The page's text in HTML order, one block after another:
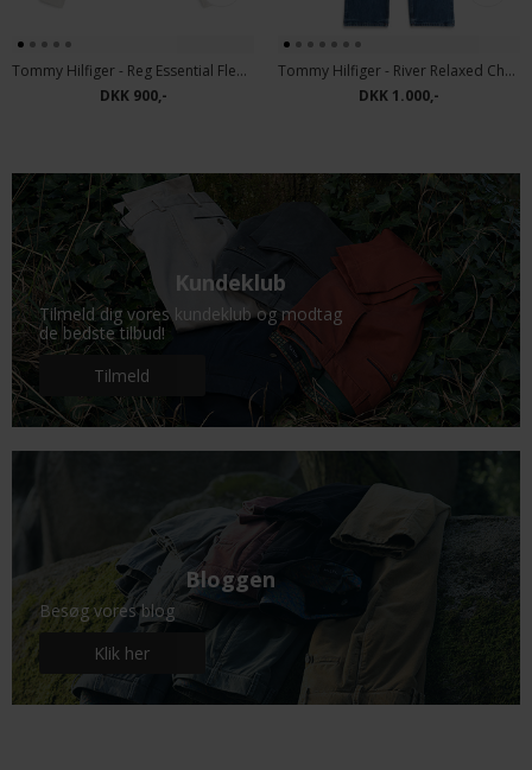
Tommy Hilfiger - Reg Essential Fleece | sweatshirt Ivory Petal
DKK 900,-
Tommy Hilfiger - River Relaxed Charlie | Jeans charlie Blue
DKK 1.000,-
Kundeklub
Tilmeld dig vores kundeklub og modtag
de bedste tilbud!
Tilmeld
Bloggen
Besøg vores blog
Klik her